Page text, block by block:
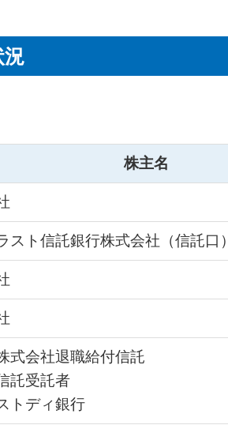
況
株主名
スト信託銀行株式会社（信託口）
式会社退職給付信託
託受託者
トディ銀行